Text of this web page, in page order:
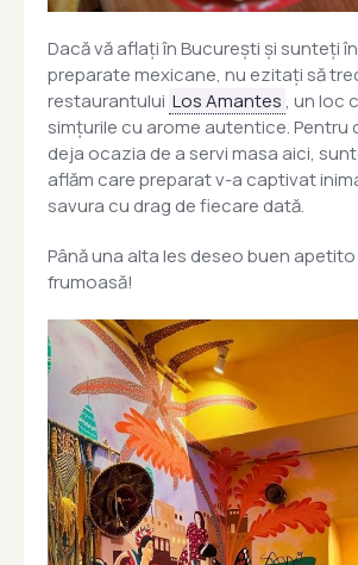
Dacă vă aflați în București și sunteți
preparate mexicane, nu ezitați să
restaurantului Los Amantes, un loc
simțurile cu arome autentice. Pentru
deja ocazia de a servi masa aici,
aflăm care preparat v-a captivat
savura cu drag de fiecare dată.
Până una alta les deseo buen
frumoasă!